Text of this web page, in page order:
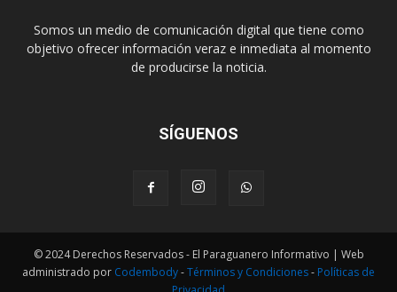
Somos un medio de comunicación digital que tiene como
objetivo ofrecer información veraz e inmediata al momento
de producirse la noticia.
SÍGUENOS
© 2024 Derechos Reservados - El Paraguanero Informativo | Web
administrado por Codembody-Términos y Condiciones- Políticas de